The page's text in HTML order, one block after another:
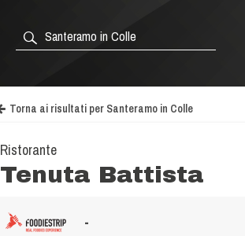
Torna ai risultati per Santeramo in Colle
Ristorante
Tenuta Battista
-